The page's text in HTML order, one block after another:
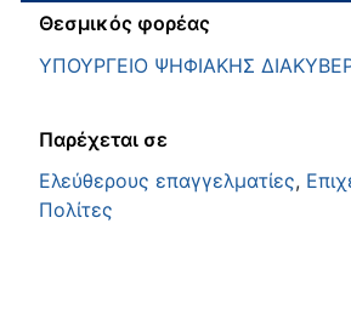
Θεσμικός φορέας
ΥΠΟΥΡΓΕΙΟ ΨΗΦΙΑΚΗΣ
Παρέχεται σε
Ελεύθερους επαγγελματίες,
Πολίτες